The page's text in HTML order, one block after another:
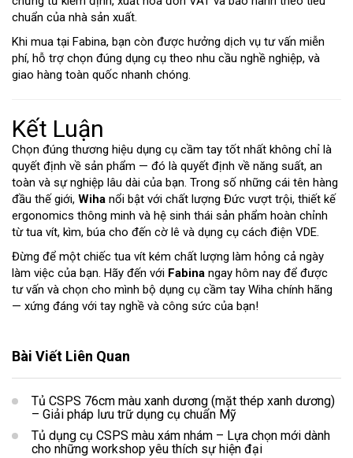
chuẩn của nhà sản xuất.
Khi mua tại Fabina, bạn còn được hưởng dịch vụ tư vấn miễn
phí, hỗ trợ chọn đúng dụng cụ theo nhu cầu nghề nghiệp, và
giao hàng toàn quốc nhanh chóng.
Kết Luận
Chọn đúng thương hiệu dụng cụ cầm tay tốt nhất không chỉ là
quyết định về sản phẩm — đó là quyết định về năng suất, an
toàn và sự nghiệp lâu dài của bạn. Trong số những cái tên hàng
đầu thế giới, Wiha nổi bật với chất lượng Đức vượt trội, thiết kế
ergonomics thông minh và hệ sinh thái sản phẩm hoàn chỉnh
từ tua vít, kìm, búa cho đến cờ lê và dụng cụ cách điện VDE.
Đừng để một chiếc tua vít kém chất lượng làm hỏng cả ngày
làm việc của bạn. Hãy đến với Fabina ngay hôm nay để được
tư vấn và chọn cho mình bộ dụng cụ cầm tay Wiha chính hãng
— xứng đáng với tay nghề và công sức của bạn!
Bài Viết Liên Quan
Tủ CSPS 76cm màu xanh dương (mặt thép xanh dương)
– Giải pháp lưu trữ dụng cụ chuẩn Mỹ
Tủ dụng cụ CSPS màu xám nhám – Lựa chọn mới dành
cho những workshop yêu thích sự hiện đại